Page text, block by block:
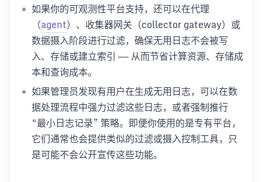
如果你的可观测性平台支持，还可以在代理
（agent）、收集器网关（collector gateway）或
数据摄入阶段进行过滤，确保无用日志不会被写
入、存储或建立索引 —— 从而节省计算资源、存储成
本和查询成本。
如果管理员发现有用户在生成无用日志，可以在数
据处理流程中强力过滤这些日志，或者强制推行
“最小日志记录” 策略。即便你使用的是专有平台，
它们通常也会提供类似的过滤或摄入控制工具，只
是可能不会公开宣传这些功能。